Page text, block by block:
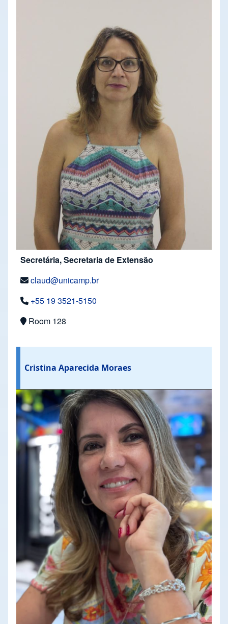
Secretária, Secretaria de Extensão
claud@unicamp.br
+55 19 3521-5150
Room 128
Cristina Aparecida Moraes